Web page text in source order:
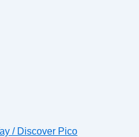
/ Discover Pico